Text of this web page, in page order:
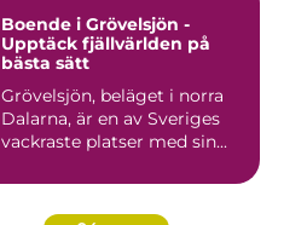
Boende i Grövelsjön -
Upptäck fjällvärlden på
bästa sätt
Grövelsjön, beläget i norra
Dalarna, är en av Sveriges
vackraste platser med sin...